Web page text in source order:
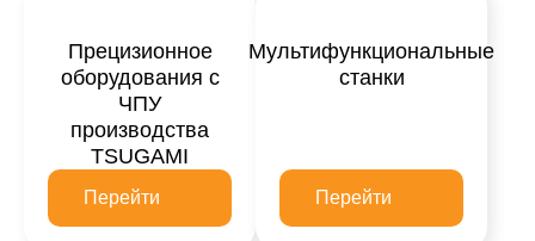
Прецизионное
оборудования с
ЧПУ
производства
TSUGAMI
Перейти
Мультифункциональные
станки
Перейти